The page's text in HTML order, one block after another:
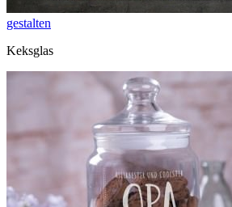
gestalten
Keksglas